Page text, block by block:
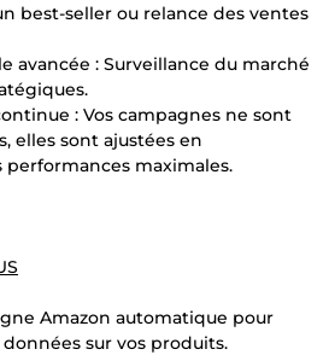
best-seller ou relance des ventes
avancée : Surveillance du marché
: Vos campagnes ne sont
elles sont ajustées en
maximales.
Amazon automatique pour
sur vos produits.